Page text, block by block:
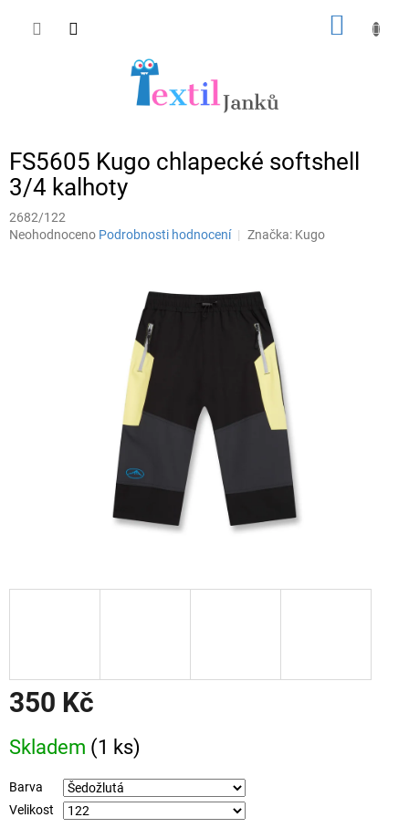
FS5605 Kugo chlapecké softshell
3/4 kalhoty
2682/122
Průměrné
Neohodnoceno Podrobnosti hodnocení Značka: Kugo
350 Kč
cena:
Skladem (1 ks)
Barva
Velikost